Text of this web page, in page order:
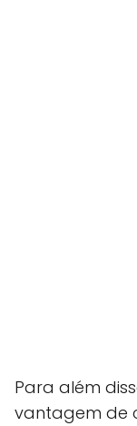
Para além
vantagem de